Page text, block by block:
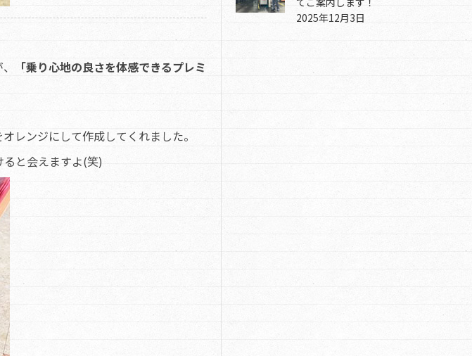
「乗り心地の良さを体感できるプレミ
レンジにして作成してくれました。
と会えますよ(笑)
2025年12月3日